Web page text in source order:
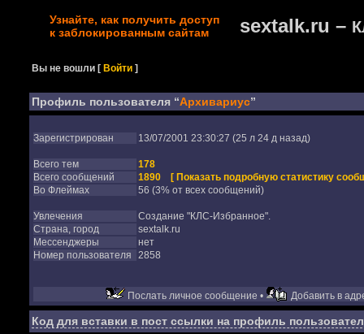
Узнайте, как получить доступ
к заблокированным сайтам
sextalk.ru –
Вы не вошли [Войти ]
Профиль пользователя “Архивариус”
Зарегистрирован 13/07/2001 23:30:27 (25 л 24 д назад)
Всего тем
178
Всего сообщений
1890
[ Показать подробную статистику
Во Флеймах
56 (3% от всех сообщений)
Увлечения
Создание "КЛС-Избранное".
Страна, город
sextalk.ru
Мессенджеры
нет
Номер пользователя
2858
Послать личное сообщение • Добавить в
Код для вставки в пост ссылки на профиль